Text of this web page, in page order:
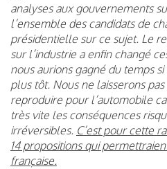
analyses aux gouvernements
l’ensemble des candidats de
présidentielle sur ce sujet. Le
sur l’industrie a enfin changé
nous aurions gagné du temps
plus tôt. Nous ne laisserons
reproduire pour l’automobile
très vite les conséquences
irréversibles. C’est pour cette
14 propositions qui
française.